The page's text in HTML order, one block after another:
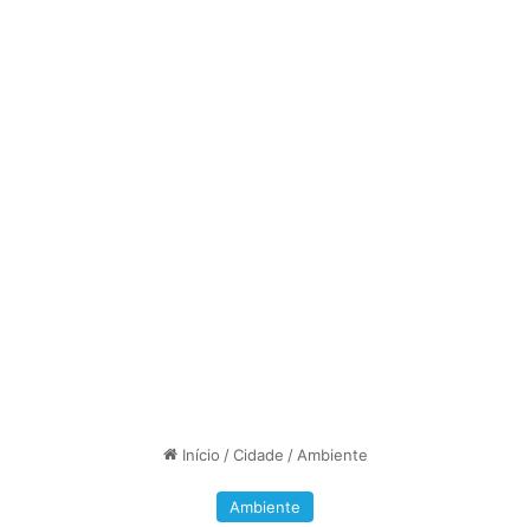
Início / Cidade / Ambiente
Ambiente